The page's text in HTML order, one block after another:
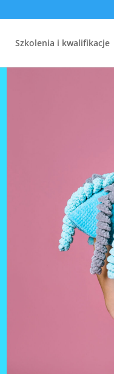
Szkolenia i kwalifikacje